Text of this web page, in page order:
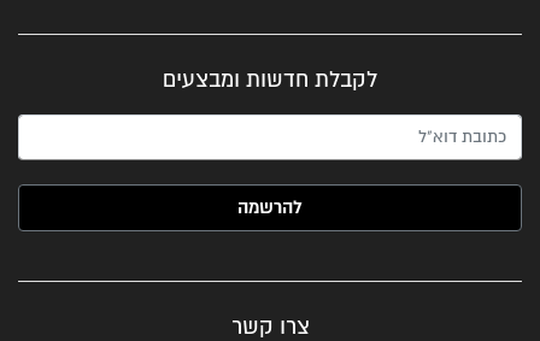
לקבלת חדשות ומבצעים
האימייל שלך (חובה)
צרו קשר